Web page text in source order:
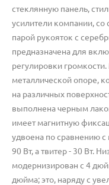
стеклянную панель,
усилители компании,
парой рукояток с
предназначена для
регулировки
металлической опоре,
на различных
выполнена черным
имеет магнитную
удвоена по сравнению
90 Вт, а твитер - 30 Вт.
модернизирован с 4
дюйма; это, наряду с